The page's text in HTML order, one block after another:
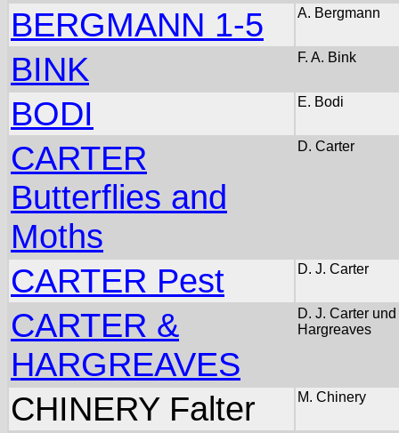
BERGMANN 1-5 A. Bergmann
BINK F. A. Bink
BODI E. Bodi
CARTER
Butterflies and
Moths
D. Carter
CARTER Pest D. J. Carter
CARTER &
HARGREAVES
D. J. Carter und
Hargreaves
CHINERY Falter M. Chinery